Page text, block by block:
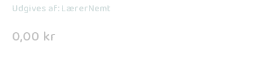
Udgives af: LærerNemt
0,00 kr